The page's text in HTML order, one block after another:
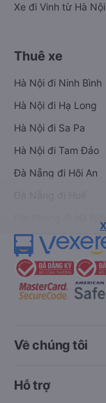
Xe đi Vinh từ Hà Nội
Thuê xe
Hà Nội đi Ninh Bình
Hà Nội đi Hạ Long
Hà Nội đi Sa Pa
Hà Nội đi Tam Đảo
Đà Nẵng đi Hội An
Về chúng tôi
Hỗ trợ